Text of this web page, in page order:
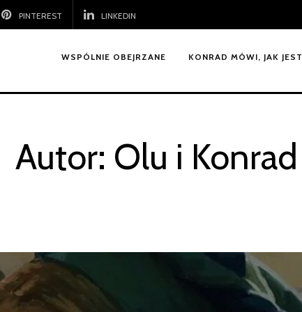
PINTEREST LINKEDIN
WSPÓLNIE OBEJRZANE KONRAD MÓWI, JAK JEST
Autor: Olu i Konrad